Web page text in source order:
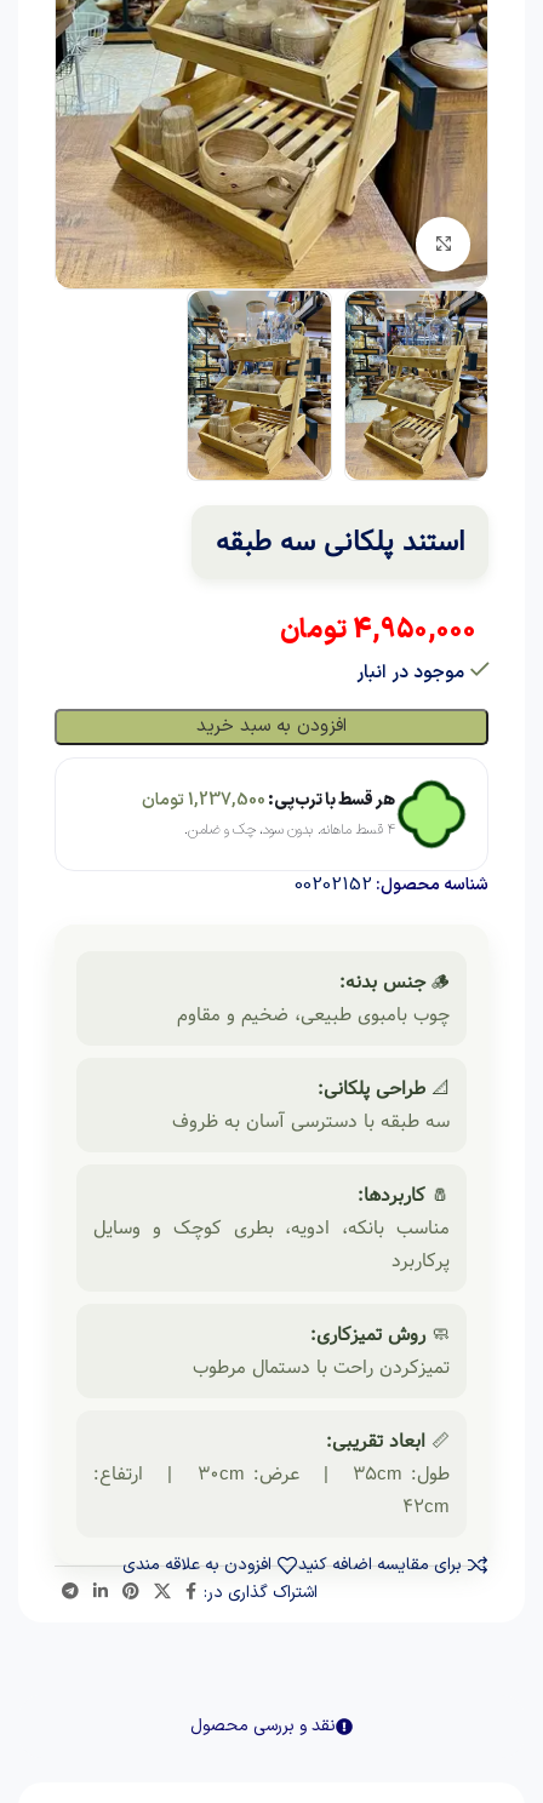
برای بزرگنمایی کلیک کنید
استند پلکانی سه طبقه
4,950,000تومان
موجود در انبار
افزودن به سبد خرید
هر قسط با ترب‌پی:1,237,500تومان
۴ قسط ماهانه. بدون سود، چک و ضامن.
شناسه محصول: 00202152
🪵 جنس بدنه:
چوب بامبوی طبیعی، ضخیم و مقاوم
📐 طراحی پلکانی:
سه طبقه با دسترسی آسان به ظروف
🧂 کاربردها:
مناسب بانکه، ادویه، بطری کوچک و وسایل
پرکاربرد
🧼روش تمیزکاری:
تمیزکردن راحت با دستمال مرطوب
📏 ابعاد تقریبی:
طول: 35cm | عرض: 30cm | ارتفاع:
42cm
برای مقایسه اضافه کنید
افزودن به علاقه مندی
اشتراک گذاری در:
نقد و بررسی محصول